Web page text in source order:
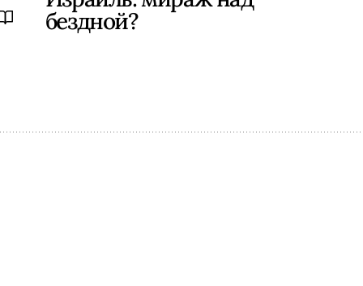
бездной?